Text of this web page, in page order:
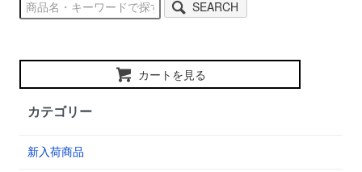
SEARCH
カートを見る
カテゴリー
新入荷商品